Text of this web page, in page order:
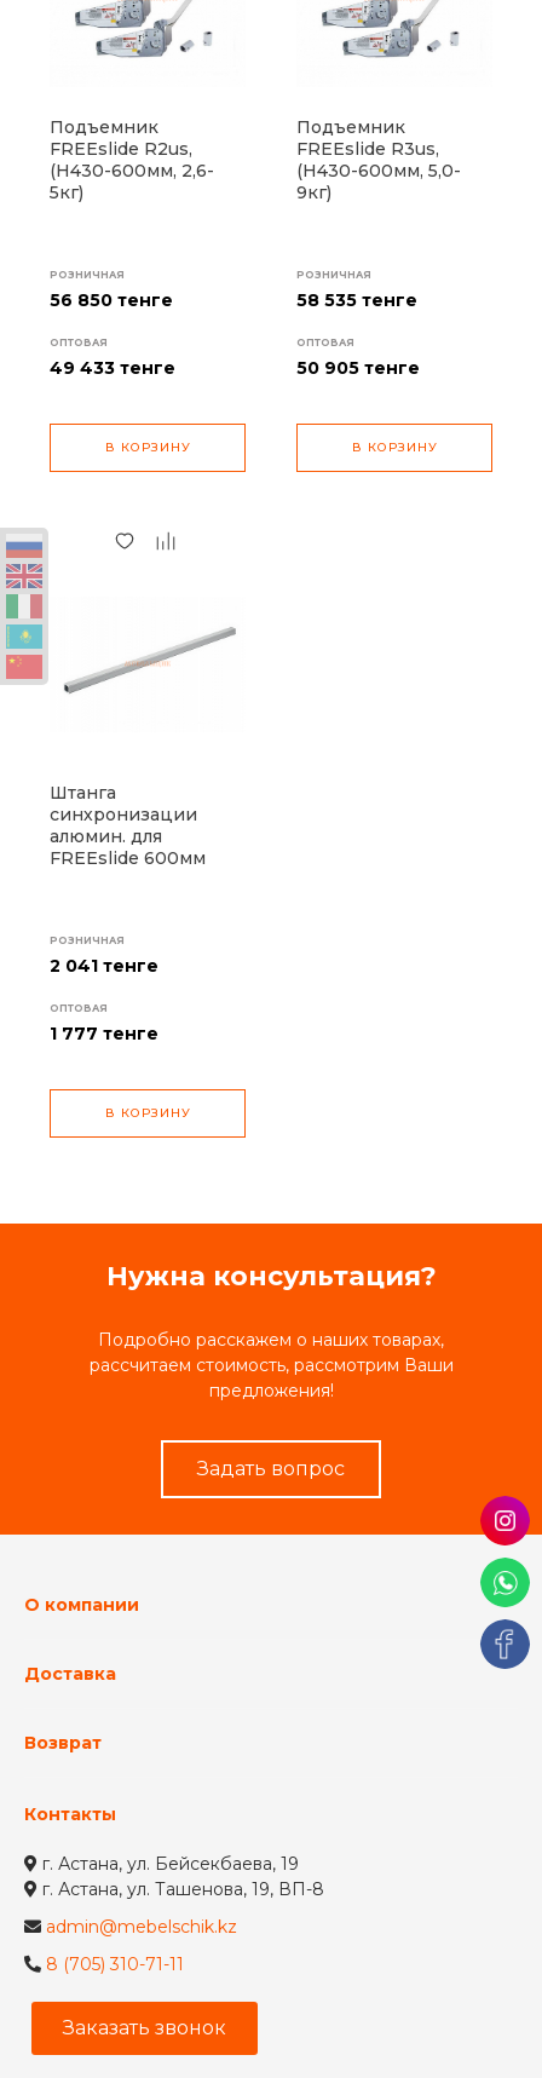
Подъемник
FREEslide R2us,
(H430-600мм, 2,6-
5кг)
РОЗНИЧНАЯ
56 850 тенге
ОПТОВАЯ
49 433 тенге
В КОРЗИНУ
Подъемник
FREEslide R3us,
(H430-600мм, 5,0-
9кг)
РОЗНИЧНАЯ
58 535 тенге
ОПТОВАЯ
50 905 тенге
В КОРЗИНУ
Штанга
синхронизации
алюмин. для
FREEslide 600мм
РОЗНИЧНАЯ
2 041 тенге
ОПТОВАЯ
1 777 тенге
В КОРЗИНУ
Нужна консультация?
Подробно расскажем о наших товарах,
рассчитаем стоимость, рассмотрим Ваши
предложения!
Задать вопрос
О компании
Доставка
Возврат
Контакты
г. Астана, ул. Бейсекбаева, 19
г. Астана, ул. Ташенова, 19, ВП-8
admin@mebelschik.kz
8 (705) 310-71-11
Заказать звонок